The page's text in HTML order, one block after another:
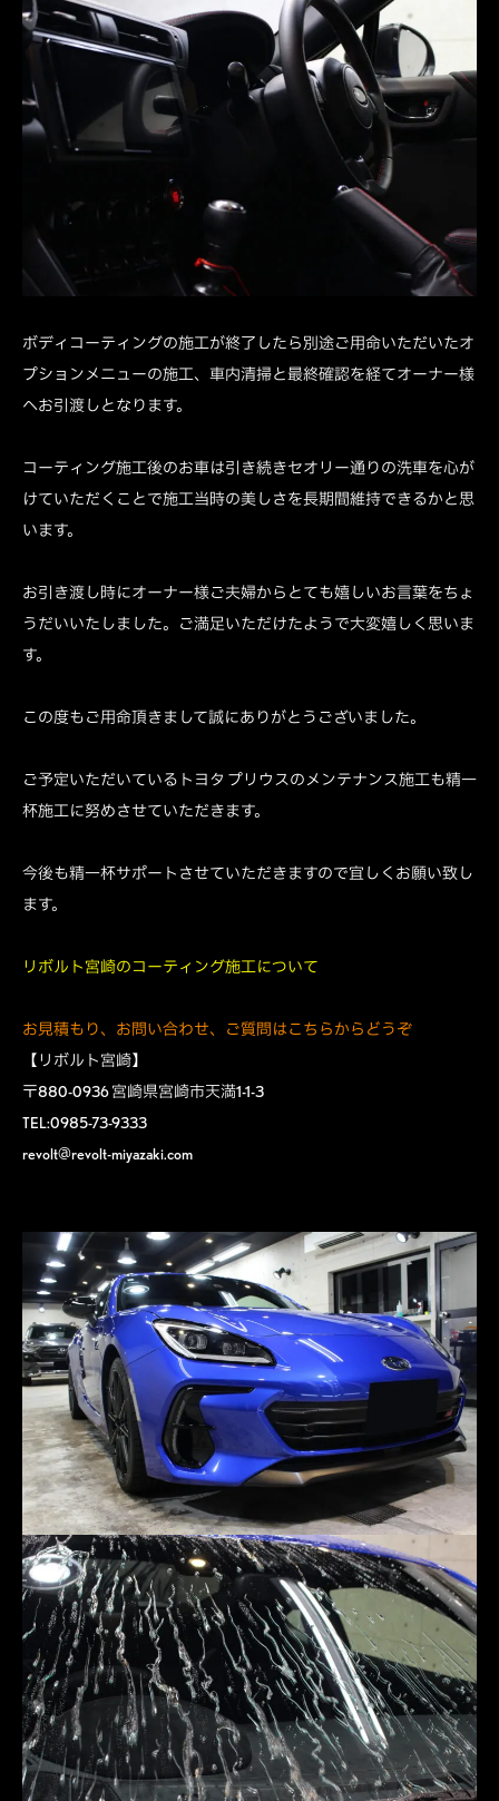
ボディコーティングの施工が終了したら別途ご用命いただいたオ
プションメニューの施工、車内清掃と最終確認を経てオーナー様
へお引渡しとなります。
コーティング施工後のお車は引き続きセオリー通りの洗車を心が
けていただくことで施工当時の美しさを長期間維持できるかと思
います。
お引き渡し時にオーナー様ご夫婦からとても嬉しいお言葉をちょ
うだいいたしました。ご満足いただけたようで大変嬉しく思いま
す。
この度もご用命頂きまして誠にありがとうございました。
ご予定いただいているトヨタ プリウスのメンテナンス施工も精一
杯施工に努めさせていただきます。
今後も精一杯サポートさせていただきますので宜しくお願い致し
ます。
リボルト宮崎のコーティング施工について
お見積もり、お問い合わせ、ご質問はこちらからどうぞ
【リボルト宮崎】
〒880-0936 宮崎県宮崎市天満1-1-3
TEL:0985-73-9333
revolt@revolt-miyazaki.com